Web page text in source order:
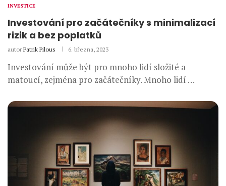
INVESTICE
Investování pro začátečníky s minimalizací
rizik a bez poplatků
autor Patrik Pilous 6. března, 2023
Investování může být pro mnoho lidí složité a
matoucí, zejména pro začátečníky. Mnoho lidí …